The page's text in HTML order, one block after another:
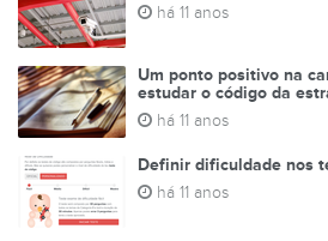
há 11 anos
Um ponto positivo na
estudar o código da
há 11 anos
Definir dificuldade nos
há 11 anos